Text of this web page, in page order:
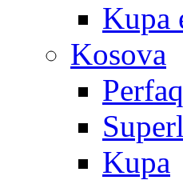
Kupa
Kosova
Kupa